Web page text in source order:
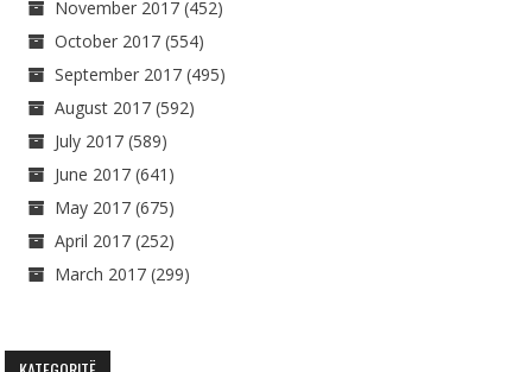
November 2017 (452)
October 2017 (554)
September 2017 (495)
August 2017 (592)
July 2017 (589)
June 2017 (641)
May 2017 (675)
April 2017 (252)
March 2017 (299)